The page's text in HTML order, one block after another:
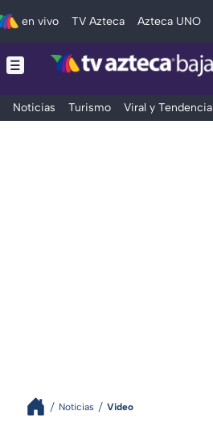
en vivo TV Azteca Azteca UNO
Noticias Turismo Viral y Tendencia
Noticias Video